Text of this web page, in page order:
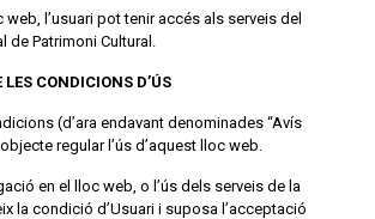
web, l’usuari pot tenir accés als serveis del
de Patrimoni Cultural.
CONDICIONS D’ÚS
(d’ara endavant denominades “Avís
regular l’ús d’aquest lloc web.
en el lloc web, o l’ús dels serveis de la
la condició d’Usuari i suposa l’acceptació